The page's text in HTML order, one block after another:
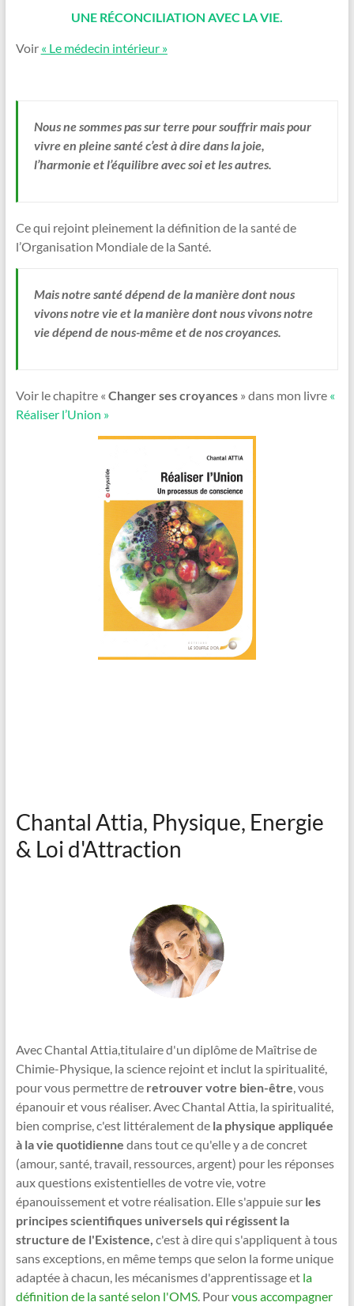
UNE RÉCONCILIATION AVEC LA VIE.
Voir « Le médecin intérieur »
Nous ne sommes pas sur terre pour souffrir mais pour
vivre en pleine santé c’est à dire dans la joie,
l’harmonie et l’équilibre avec soi et les autres.
Ce qui rejoint pleinement la définition de la santé de
l’Organisation Mondiale de la Santé.
Mais notre santé dépend de la manière dont nous
vivons notre vie et la manière dont nous vivons notre
vie dépend de nous-même et de nos croyances.
Voir le chapitre « Changer ses croyances» dans mon livre «
Réaliser l’Union »
Chantal Attia, Physique, Energie
& Loi d'Attraction
Avec Chantal Attia,titulaire d'un diplôme de Maîtrise de
Chimie-Physique, la science rejoint et inclut la spiritualité,
pour vous permettre de retrouver votre bien-être, vous
épanouir et vous réaliser. Avec Chantal Attia, la spiritualité,
bien comprise, c'est littéralement de la physique appliquée
à la vie quotidienne dans tout ce qu'elle y a de concret
(amour, santé, travail, ressources, argent) pour les réponses
aux questions existentielles de votre vie, votre
épanouissement et votre réalisation. Elle s'appuie sur les
principes scientifiques universels qui régissent la
structure de l'Existence, c'est à dire qui s'appliquent à tous
sans exceptions, en même temps que selon la forme unique
adaptée à chacun, les mécanismes d'apprentissage et la
définition de la santé selon l'OMS. Pourvous accompagner